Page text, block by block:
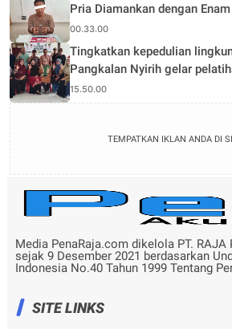
Pria Diamankan dengan
00.33.00
Tingkatkan kepedulian
Pangkalan Nyirih gelar
Limbah
15.50.00
TEMPATKAN IKLAN ANDA DI
Media PenaRaja.com dikelola PT. RAJA
sejak 9 Desember 2021 berdasarkan
Indonesia No.40 Tahun 1999 Tentang
SITE LINKS